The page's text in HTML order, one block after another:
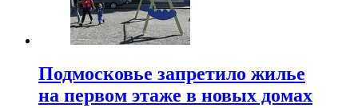
Подмосковье запретило жилье
на первом этаже в новых домах